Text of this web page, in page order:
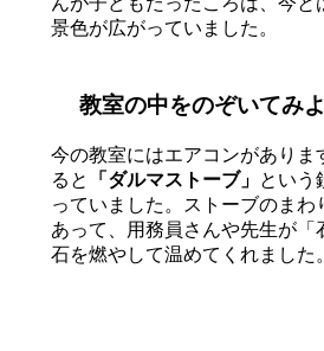
景色が広がっていました。
教室の中をのぞいてみ
今の教室にはエアコンがありま
ると
「ダルマストーブ」 という
っていました。ストーブのまわ
あって、用務員さんや先生が「
石を燃やして温めてくれました。